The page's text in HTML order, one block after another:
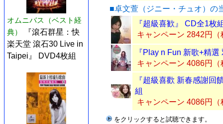
オムニバス（ベスト経
典）
『滾石群星：快
楽天堂 滾石30 Live in
Taipei』 DVD4枚組
■卓文萱（ジニー・チュオ）の
『超級喜歓』 CD全1枚
キャンペーン 2842円（
『Play n Fun 新歌+精
キャンペーン 4086円（
『超級喜歡 新春感謝回
組
キャンペーン 4086円（
をクリックすると試聴できます。